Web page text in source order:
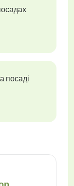
посаді